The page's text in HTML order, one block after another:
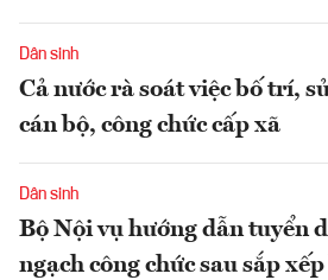
Dân sinh
Cả nước rà soát việc bố trí,
cán bộ, công chức cấp xã
Dân sinh
Bộ Nội vụ hướng dẫn tuyển
ngạch công chức sau sắp